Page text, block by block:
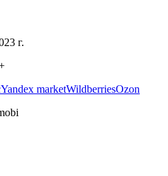
г.
Yandex marketWildberriesOzon